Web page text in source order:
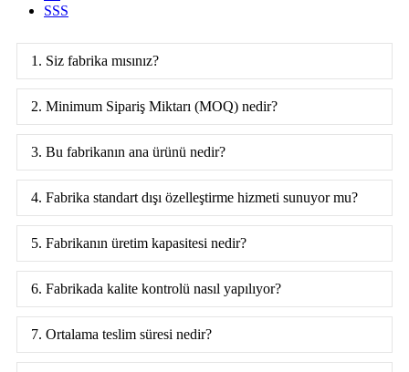
SSS
1. Siz fabrika mısınız?
2. Minimum Sipariş Miktarı (MOQ) nedir?
3. Bu fabrikanın ana ürünü nedir?
4. Fabrika standart dışı özelleştirme hizmeti sunuyor mu?
5. Fabrikanın üretim kapasitesi nedir?
6. Fabrikada kalite kontrolü nasıl yapılıyor?
7. Ortalama teslim süresi nedir?